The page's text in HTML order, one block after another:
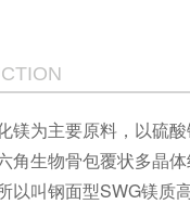
镁为主要原料，以硫
角生物骨包覆状多晶
叫钢面型SWG镁质高